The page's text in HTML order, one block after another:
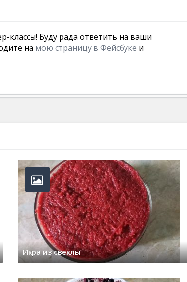
классы! Буду рада ответить на ваши
на мою страницу в Фейсбуке и
Икра из свеклы